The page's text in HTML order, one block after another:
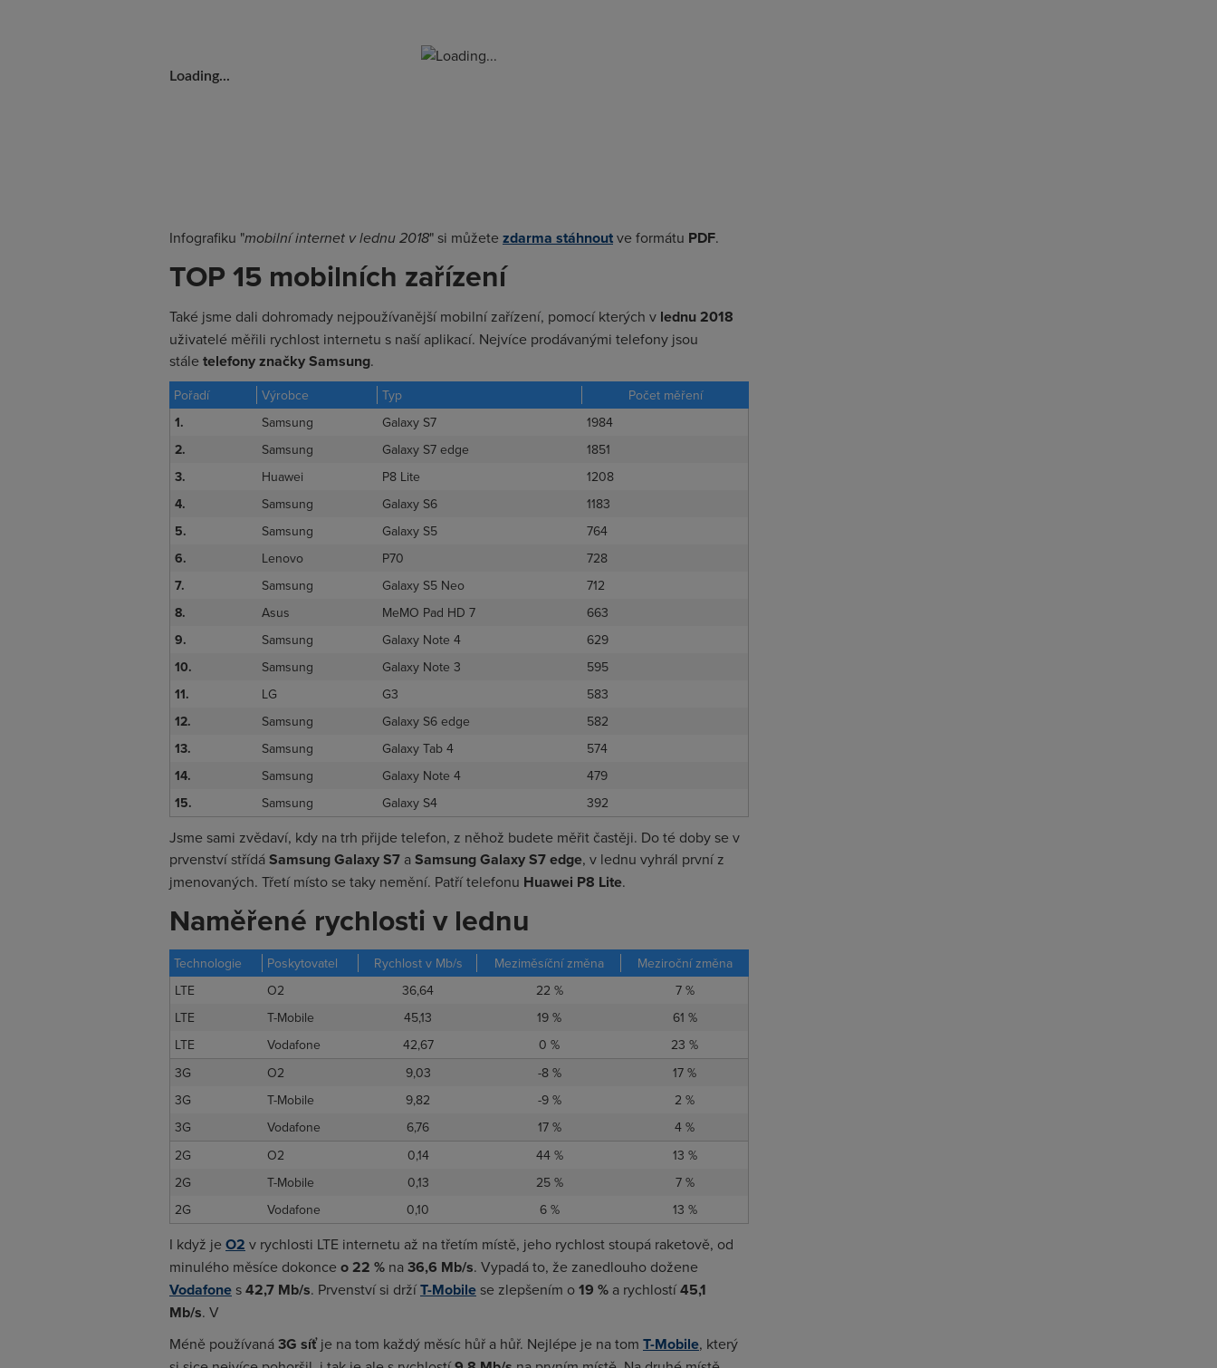
Loading...
Infografiku "mobilní internet v lednu 2018" si můžete zdarma stáhnoutve formátu PDF.
TOP 15 mobilních zařízení
Také jsme dali dohromady nejpoužívanější mobilní zařízení, pomocí kterých v lednu 2018
uživatelé měřili rychlost internetu s naší aplikací. Nejvíce prodávanými telefony jsou
stále telefony značky Samsung.
Pořadí Výrobce Typ
Počet měření
1.
Samsung Galaxy S7
1984
2.
Samsung Galaxy S7 edge
1851
3.
Huawei P8 Lite
1208
4.
Samsung Galaxy S6
1183
5.
Samsung Galaxy S5
764
6.
Lenovo P70
728
7.
Samsung Galaxy S5 Neo
712
8.
Asus MeMO Pad HD 7
663
9.
Samsung Galaxy Note 4
629
10.
Samsung Galaxy Note 3
595
11.
LG G3
583
12.
Samsung Galaxy S6 edge
582
13.
Samsung Galaxy Tab 4
574
14.
Samsung Galaxy Note 4
479
15.
Samsung Galaxy S4 392
Jsme sami zvědaví, kdy na trh přijde telefon, z něhož budete měřit častěji. Do té doby se v
prvenství střídáSamsung Galaxy S7 aSamsung Galaxy S7 edge, v lednu vyhrál první z
jmenovaných. Třetí místo se taky nemění. Patří telefonu Huawei P8 Lite.
Naměřené rychlosti v lednu
Technologie Poskytovatel Rychlost v Mb/s Meziměsíční změna
Meziroční změna
LTE
O2 36,64 22 %
7 %
LTE
T-Mobile 45,13 19 %
61 %
LTE
Vodafone 42,67 0 %
23 %
3G
O2 9,03 -8 %
17 %
3G
T-Mobile 9,82 -9 %
2 %
3G
Vodafone 6,76 17 %
4 %
2G
O2 0,14 44 %
13 %
2G
T-Mobile 0,13 25 %
7 %
2G
Vodafone 0,10 6 % 13 %
I když je O2 v rychlosti LTE internetu až na třetím místě, jeho rychlost stoupá raketově, od
minulého měsíce dokonce o 22 % na36,6 Mb/s. Vypadá to, že zanedlouho dožene
Vodafone s42,7 Mb/s. Prvenství si držíT-Mobile se zlepšením o19 % a rychlostí45,1
Mb/s. V
Méně používaná3G síťje na tom každý měsíc hůř a hůř. Nejlépe je na tom T-Mobile, který